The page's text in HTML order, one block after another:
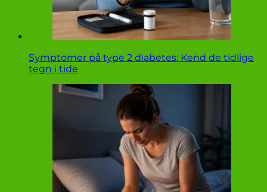
Symptomer på type 2 diabetes: Kend de tidlige
tegn i tide